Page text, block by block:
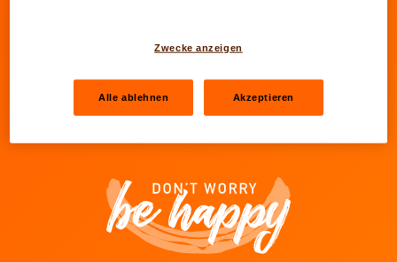
Unsere Agenten
Zwecke anzeigen
Alle ablehnen Akzeptieren